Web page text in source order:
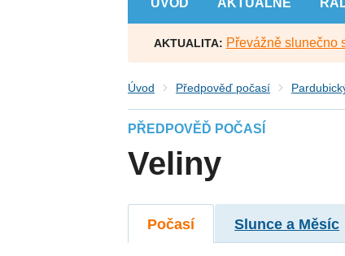
AKTUALITA: Převážně slunečno
Úvod Předpověď počasí
PŘEDPOVĚĎ POČASÍ
Veliny
Počasí Slunce a Měsíc